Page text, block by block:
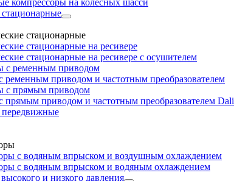
компрессоры на колесных шасси
стационарные
стационарные на ресивере
стационарные на ресивере с осушителем
с ременным приводом
ременным приводом и частотным преобразователем
с прямым приводом
прямым приводом и частотным преобразователем Dali
передвижные
с водяным впрыском и воздушным охлаждением
с водяным впрыском и водяным охлаждением
и низкого давления